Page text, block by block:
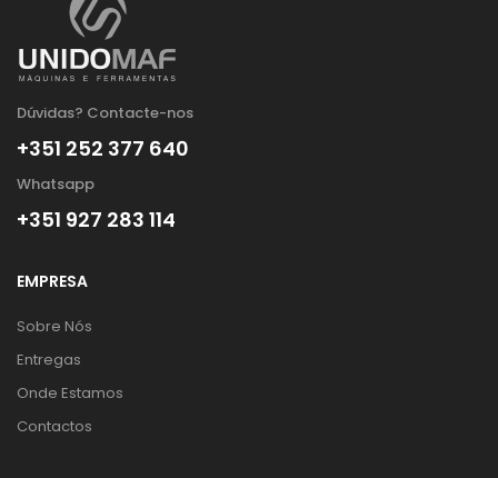
Dúvidas? Contacte-nos
+351 252 377 640
Whatsapp
+351 927 283 114
EMPRESA
Sobre Nós
Entregas
Onde Estamos
Contactos